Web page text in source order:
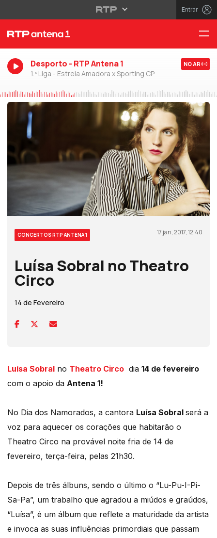
Entrar
Desporto - RTP Antena 1
1.ª Liga - Estrela Amadora x Sporting CP
NO AR
CONCERTOS RTP ANTENA 1 17 jan, 2017, 12:40
Luísa Sobral no Theatro
Circo
14 de Fevereiro
Luísa Sobral no Theatro Circo dia 14 de fevereiro
com o apoio da Antena 1!
No Dia dos Namorados, a cantora Luísa Sobral será a
voz para aquecer os corações que habitarão o
Theatro Circo na provável noite fria de 14 de
fevereiro, terça-feira, pelas 21h30.
Depois de três álbuns, sendo o último o “Lu-Pu-I-Pi-
Sa-Pa”, um trabalho que agradou a miúdos e graúdos,
“Luísa”, é um álbum que reflete a maturidade da artista
e invoca as suas influências primordiais que passam